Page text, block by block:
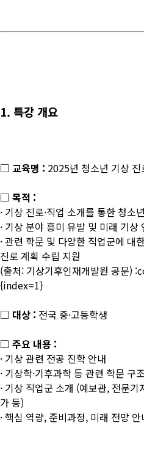
1. 특강 개요
□ 교육명 : 2025년 청소년 기상 진
□ 목적 :
· 기상 진로·직업 소개를 통한 청소
· 기상 분야 흥미 유발 및 미래 기상
· 관련 학문 및 다양한 직업군에 대
진로 계획 수립 지원
(출처: 기상기후인재개발원 공문
{index=1}
□ 대상 : 전국 중·고등학생
□ 주요 내용 :
· 기상 관련 전공 진학 안내
· 기상학·기후과학 등 관련 학문 구
· 기상 직업군 소개 (예보관, 전문
가 등)
· 핵심 역량, 준비과정, 미래 전망 안